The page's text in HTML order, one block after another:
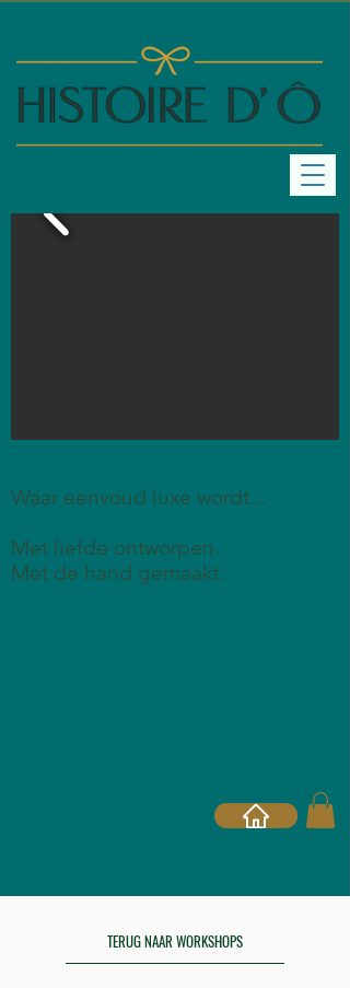
Waar eenvoud luxe wordt...
Met liefde ontworpen.
Met de hand gemaakt.
TERUG NAAR WORKSHOPS